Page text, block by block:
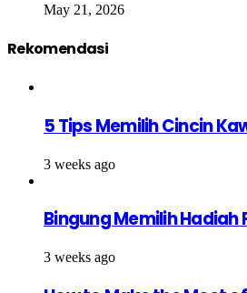
May 21, 2026
Rekomendasi
5 Tips Memilih Cincin
3 weeks ago
Bingung Memilih
3 weeks ago